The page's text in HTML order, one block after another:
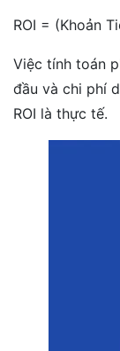
ROI = (Khoản
Việc tính toán
đầu và chi phí
ROI là thực tế.